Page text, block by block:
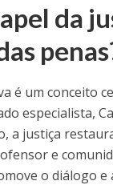
da
é um conceito
especialista,
a justiça
e
o diálogo